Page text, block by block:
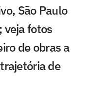
São Paulo
veja fotos
de obras a
de